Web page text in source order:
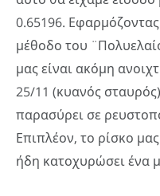
0.65196.
μέθοδο του
μας είναι ακόμη
25/11 (κυανός
παρασύρει σε
Επιπλέον, το ρίσκο
ήδη κατοχυρώσει ένα